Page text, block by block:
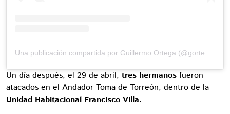
Un día después, el 29 de abril, tres hermanos fueron
atacados en el Andador Toma de Torreón, dentro de la
Unidad Habitacional Francisco Villa.